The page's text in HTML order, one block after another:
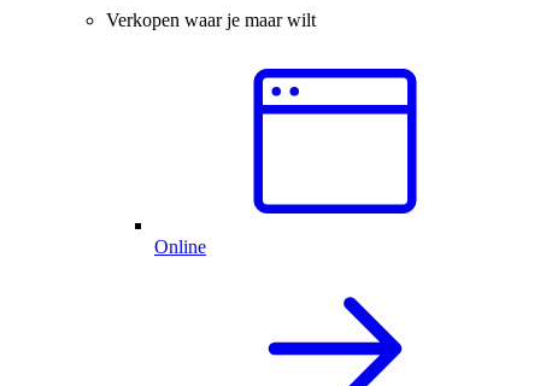
Verkopen waar je maar wilt
Online